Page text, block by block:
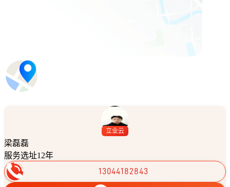
立业云
梁磊磊
服务选址12年
13044182843